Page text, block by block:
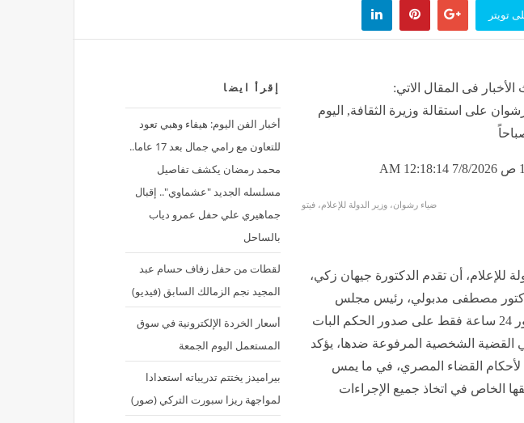
مصر
منذ 38 دقيقة
تويتر
إقرأ ايضا
أخبار الفن اليوم: هيفاء وهبي تعود
للتعاون مع رامي جمال بعد 17 عاما..
محمد رمضان يكشف تفاصيل
مسلسله الجديد "عشماوي".. إقبال
جماهيري علي حفل عمرو دياب
بالساحل
لقطات من حفل زفاف حسام عبد
المجيد نجم الزمالك السابق (فيديو)
أسعار الخردة الإلكترونية في سوق
المستعمل اليوم الجمعة
بيراميدز يختتم تدريباته استعدادا
لمواجهة ريزا سبورت التركي (صور)
فى المقال الاتي:
على استقالة وزيرة الثقافة, اليوم
7/8/2026 12:18:14 AM
ضياء رشوان، وزير الدولة للإعلام، فيتو
للإعلام، أن تقدم الدكتورة جيهان زكي،
للدكتور مصطفى مدبولي، رئيس مجلس
الوزراء، وقبوله لها، قبل مرور 24 ساعة فقط على صدور الحكم البات
القضية الشخصية المرفوعة ضدها، يؤكد
لأحكام القضاء المصري، في ما يمس
الخاص في اتخاذ جميع الإجراءات